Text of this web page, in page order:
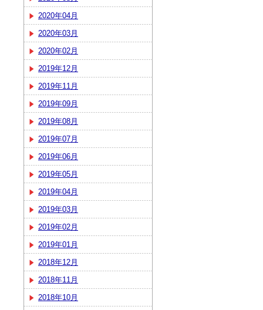
2020年04月
2020年03月
2020年02月
2019年12月
2019年11月
2019年09月
2019年08月
2019年07月
2019年06月
2019年05月
2019年04月
2019年03月
2019年02月
2019年01月
2018年12月
2018年11月
2018年10月